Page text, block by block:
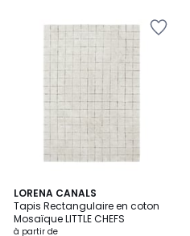
LORENA CANALS
Tapis Rectangulaire en coton
Mosaïque LITTLE CHEFS
à partir de